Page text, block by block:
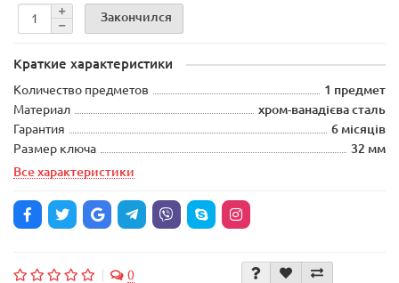
Закончился
Краткие характеристики
Количество предметов
1 предмет
Материал
хром-ванадієва сталь
Гарантия
6 місяців
Размер ключа
32 мм
Все характеристики
0